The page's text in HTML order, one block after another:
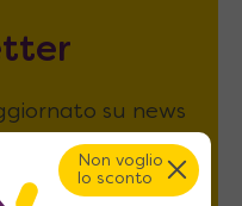
su news
5% di sconto.
Non voglio
lo sconto